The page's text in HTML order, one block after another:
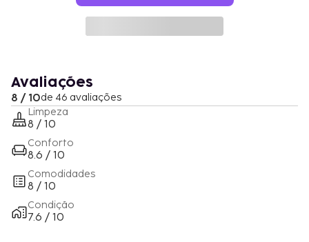
Avaliações
8 / 10de 46 avaliações
Limpeza
8 / 10
Conforto
8.6 / 10
Comodidades
8 / 10
Condição
7.6 / 10